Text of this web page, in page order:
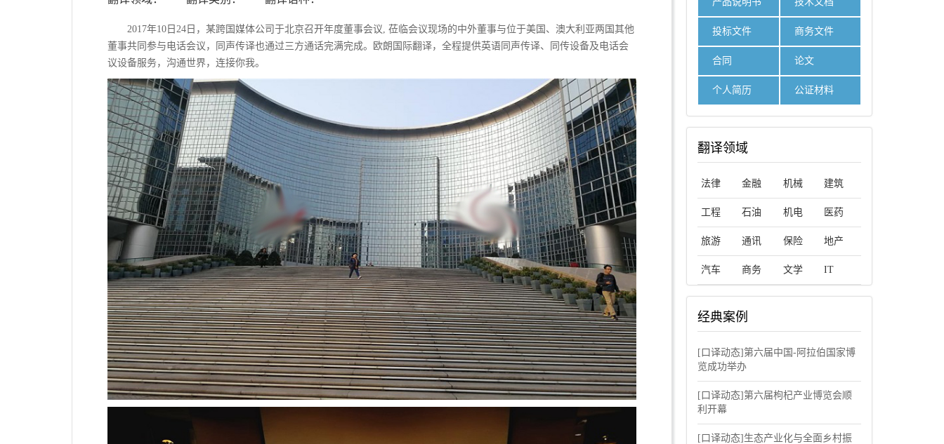
2017年10日24日，某跨国媒体公司于北京召开年度董事会议, 莅临会议现场的中外董事与位于美国、澳大利亚两国其他
董事共同参与电话会议，同声传译也通过三方通话完满完成。欧朗国际翻译，全程提供英语同声传译、同传设备及电话会
议设备服务，沟通世界，连接你我。
投标文件 商务文件
合同 论文
个人简历 公证材料
翻译领域
法律 金融 机械 建筑
工程 石油 机电 医药
旅游 通讯 保险 地产
汽车 商务 文学 IT
经典案例
[口译动态]第六届中国-阿拉伯国家博
览成功举办
[口译动态]第六届枸杞产业博览会顺
利开幕
[口译动态]生态产业化与全面乡村振